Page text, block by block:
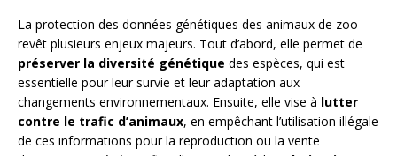
La protection des données génétiques des animaux de zoo
revêt plusieurs enjeux majeurs. Tout d’abord, elle permet de
préserver la diversité génétique des espèces, qui est
essentielle pour leur survie et leur adaptation aux
changements environnementaux. Ensuite, elle vise à lutter
contre le trafic d’animaux, en empêchant l’utilisation illégale
de ces informations pour la reproduction ou la vente